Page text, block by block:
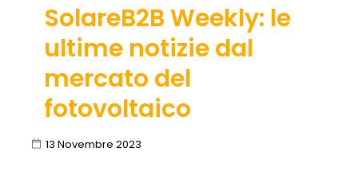
SolareB2B Weekly: le
ultime notizie dal
mercato del
fotovoltaico
13 Novembre 2023